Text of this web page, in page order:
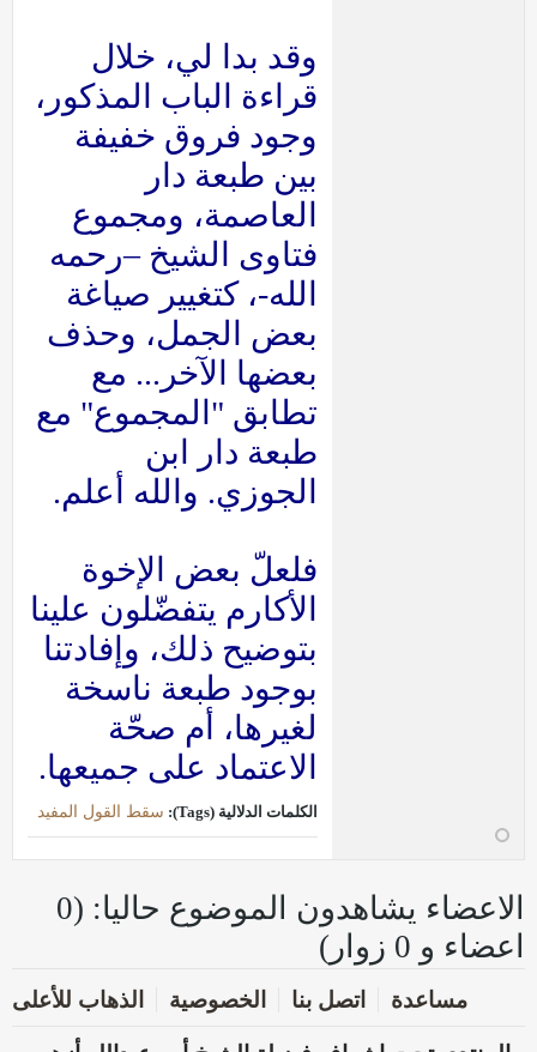
وقد بدا لي، خلال
قراءة الباب المذكور،
وجود فروق خفيفة
بين طبعة دار
العاصمة، ومجموع
فتاوى الشيخ –رحمه
الله-، كتغيير صياغة
بعض الجمل، وحذف
بعضها الآخر... مع
تطابق "المجموع" مع
طبعة دار ابن
الجوزي. والله أعلم.
فلعلّ بعض الإخوة
الأكارم يتفضّلون علينا
بتوضيح ذلك، وإفادتنا
بوجود طبعة ناسخة
لغيرها، أم صحّة
الاعتماد على جميعها.
الكلمات الدلالية (Tags): سقط القول المفيد
الاعضاء يشاهدون الموضوع حاليا: (0
اعضاء و 0 زوار)
مساعدة اتصل بنا الخصوصية الذهاب للأعلى